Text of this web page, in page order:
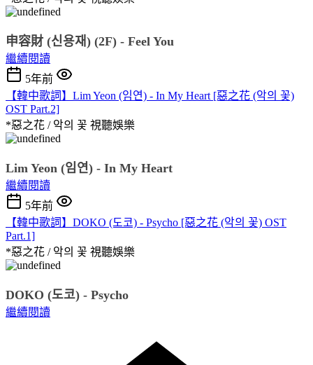
申容財 (신용재) (2F) - Feel You
繼續閱讀
5年前
【韓中歌詞】Lim Yeon (임연) - In My Heart [惡之花 (악의 꽃)
OST Part.2]
*惡之花 / 악의 꽃 視聽娛樂
Lim Yeon (임연) - In My Heart
繼續閱讀
5年前
【韓中歌詞】DOKO (도코) - Psycho [惡之花 (악의 꽃) OST
Part.1]
*惡之花 / 악의 꽃 視聽娛樂
DOKO (도코) - Psycho
繼續閱讀